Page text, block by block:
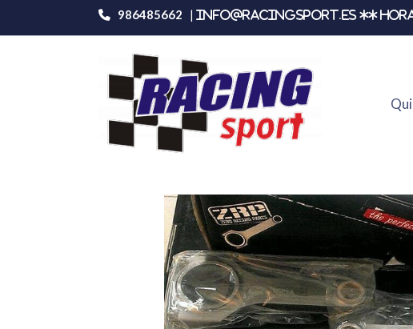
986485662 | info@racingsport.es **
Productos Zrp Opel 2.0l 16v Biela H